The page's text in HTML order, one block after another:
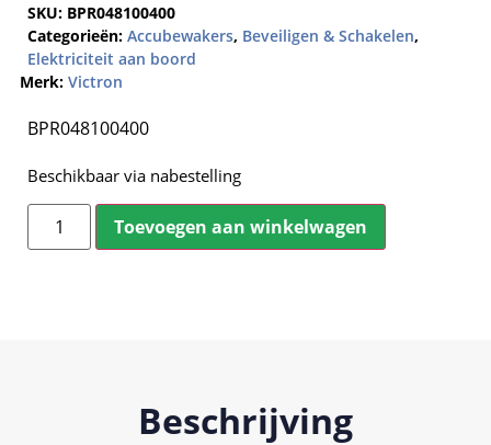
SKU: BPR048100400
Categorieën: Accubewakers, Beveiligen & Schakelen,
Elektriciteit aan boord
Merk: Victron
BPR048100400
Beschikbaar via nabestelling
Toevoegen aan winkelwagen
Beschrijving